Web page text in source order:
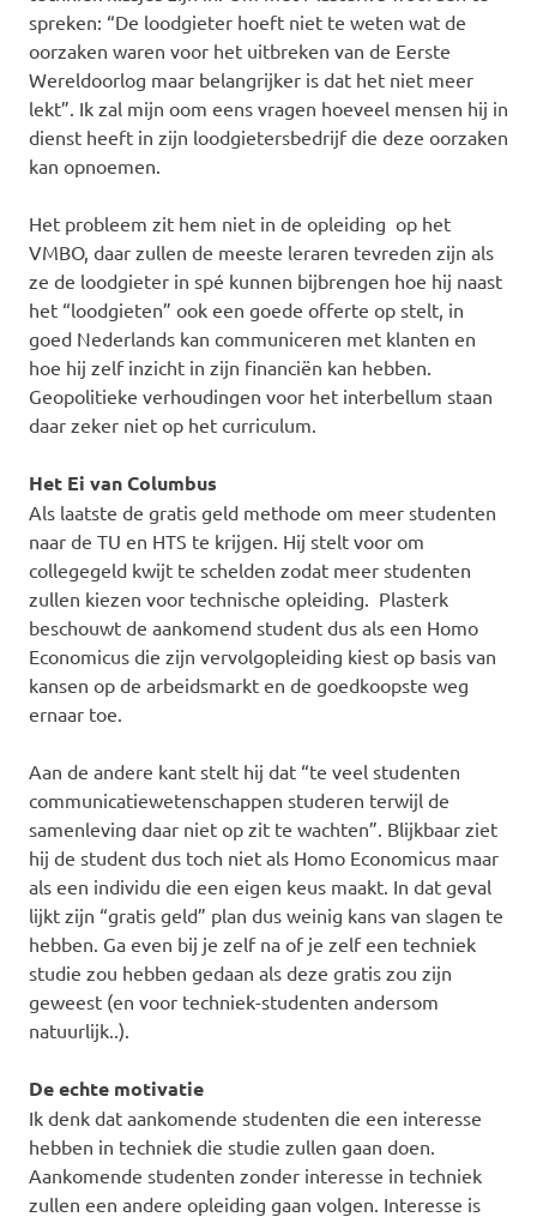
spreken: “De loodgieter hoeft niet te weten wat de
oorzaken waren voor het uitbreken van de Eerste
Wereldoorlog maar belangrijker is dat het niet meer
lekt”. Ik zal mijn oom eens vragen hoeveel mensen hij in
dienst heeft in zijn loodgietersbedrijf die deze oorzaken
kan opnoemen.
Het probleem zit hem niet in de opleiding op het
VMBO, daar zullen de meeste leraren tevreden zijn als
ze de loodgieter in spé kunnen bijbrengen hoe hij naast
het “loodgieten” ook een goede offerte op stelt, in
goed Nederlands kan communiceren met klanten en
hoe hij zelf inzicht in zijn financiën kan hebben.
Geopolitieke verhoudingen voor het interbellum staan
daar zeker niet op het curriculum.
Het Ei van Columbus
Als laatste de gratis geld methode om meer studenten
naar de TU en HTS te krijgen. Hij stelt voor om
collegegeld kwijt te schelden zodat meer studenten
zullen kiezen voor technische opleiding. Plasterk
beschouwt de aankomend student dus als een Homo
Economicus die zijn vervolgopleiding kiest op basis van
kansen op de arbeidsmarkt en de goedkoopste weg
ernaar toe.
Aan de andere kant stelt hij dat “te veel studenten
communicatiewetenschappen studeren terwijl de
samenleving daar niet op zit te wachten”. Blijkbaar ziet
hij de student dus toch niet als Homo Economicus maar
als een individu die een eigen keus maakt. In dat geval
lijkt zijn “gratis geld” plan dus weinig kans van slagen te
hebben. Ga even bij je zelf na of je zelf een techniek
studie zou hebben gedaan als deze gratis zou zijn
geweest (en voor techniek-studenten andersom
natuurlijk..).
De echte motivatie
Ik denk dat aankomende studenten die een interesse
hebben in techniek die studie zullen gaan doen.
Aankomende studenten zonder interesse in techniek
zullen een andere opleiding gaan volgen. Interesse is